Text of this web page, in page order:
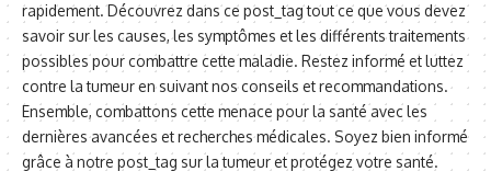
rapidement. Découvrez dans ce post_tag tout ce que vous devez
savoir sur les causes, les symptômes et les différents traitements
possibles pour combattre cette maladie. Restez informé et luttez
contre la tumeur en suivant nos conseils et recommandations.
Ensemble, combattons cette menace pour la santé avec les
dernières avancées et recherches médicales. Soyez bien informé
grâce à notre post_tag sur la tumeur et protégez votre santé.